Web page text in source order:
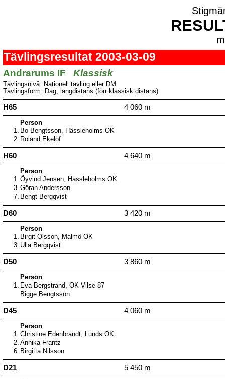
Tävlingsresultat 2003-03-09
Andrarums IF Klassisk
Tävlingsnivå: Nationell tävling eller DM
Tävlingsform: Dag, långdistans (förr klassisk distans)
H65 4 060 m
Person
1. Bo Bengtsson, Hässleholms OK
2. Roland Ekelöf
H60 4 640 m
Person
1. Öyvind Jensen, Hässleholms OK
3. Göran Andersson
7. Bengt Bergqvist
D60 3 420 m
Person
1. Birgit Olsson, Malmö OK
3. Ulla Bergqvist
D50 3 860 m
Person
1. Eva Bergstrand, OK Vilse 87
Bigge Bengtsson
D45 4 060 m
Person
1. Christine Edenbrandt, Lunds OK
2. Annika Frantz
6. Birgitta Nilsson
D21 5 450 m